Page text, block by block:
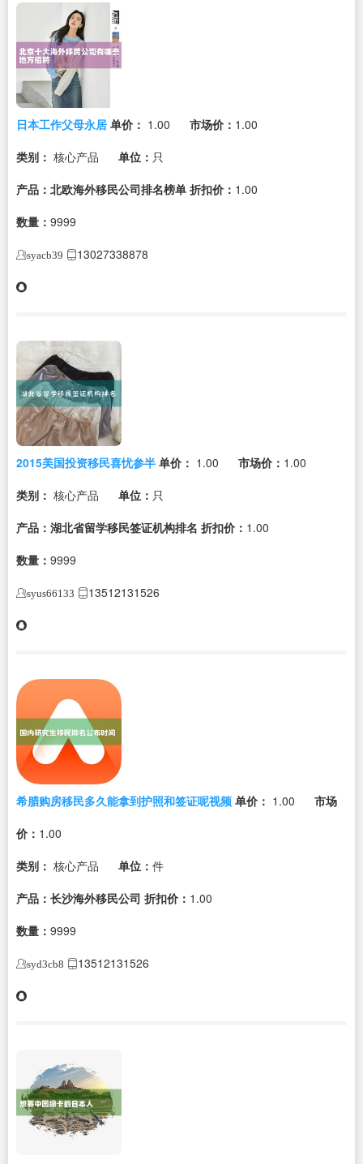
日本工作父母永居 单价： 1.00 市场价： 1.00
类别： 核心产品 单位： 只
产品：北欧海外移民公司排名榜单 折扣价： 1.00
数量： 9999
syacb39 13027338878
2015美国投资移民喜忧参半 单价： 1.00 市场价： 1.00
类别： 核心产品 单位： 只
产品：湖北省留学移民签证机构排名 折扣价： 1.00
数量： 9999
syus66133 13512131526
希腊购房移民多久能拿到护照和签证呢视频 单价： 1.00
市场
价： 1.00
类别： 核心产品 单位： 件
产品：长沙海外移民公司 折扣价： 1.00
数量： 9999
syd3cb8 13512131526